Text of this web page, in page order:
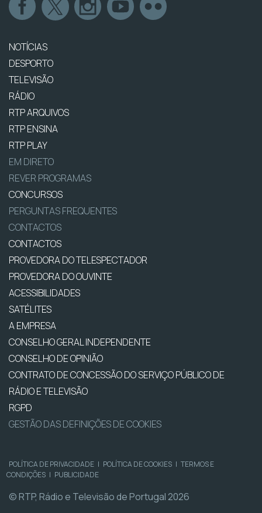
NOTÍCIAS
DESPORTO
TELEVISÃO
RÁDIO
RTP ARQUIVOS
RTP ENSINA
RTP PLAY
EM DIRETO
REVER PROGRAMAS
CONCURSOS
PERGUNTAS FREQUENTES
CONTACTOS
CONTACTOS
PROVEDORA DO TELESPECTADOR
PROVEDORA DO OUVINTE
ACESSIBILIDADES
SATÉLITES
A EMPRESA
CONSELHO GERAL INDEPENDENTE
CONSELHO DE OPINIÃO
CONTRATO DE CONCESSÃO DO SERVIÇO PÚBLICO DE
RÁDIO E TELEVISÃO
RGPD
GESTÃO DAS DEFINIÇÕES DE COOKIES
POLÍTICA DE PRIVACIDADE | POLÍTICA DE COOKIES | TERMOS E
CONDIÇÕES | PUBLICIDADE
© RTP, Rádio e Televisão de Portugal 2026